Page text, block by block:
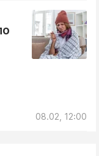
08.02, 12:00